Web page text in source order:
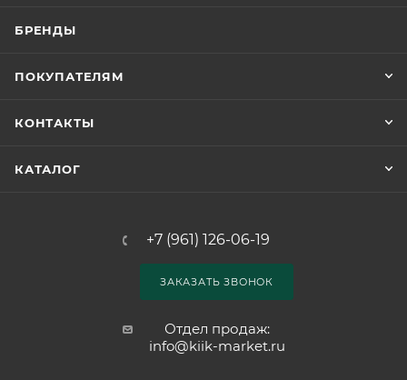
БРЕНДЫ
ПОКУПАТЕЛЯМ
КОНТАКТЫ
КАТАЛОГ
+7 (961) 126-06-19
ЗАКАЗАТЬ ЗВОНОК
Отдел продаж:
info@kiik-market.ru